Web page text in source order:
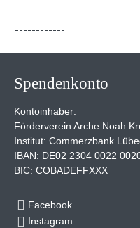
Spendenkonto
Kontoinhaber:
Förderverein Arche Noah
Institut: Commerzbank
IBAN: DE02 2304 0022
BIC: COBADEFFXXX
Facebook
Instagram